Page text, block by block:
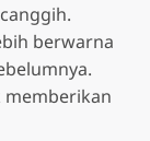
berwarna
memberikan